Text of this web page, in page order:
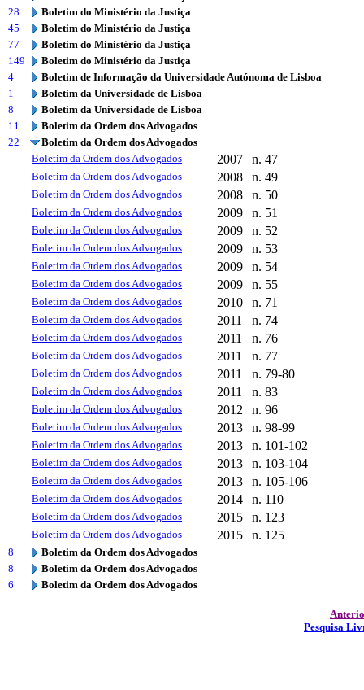
28
Boletim do Ministério da Justiça
45
Boletim do Ministério da Justiça
77
Boletim do Ministério da Justiça
149
Boletim do Ministério da Justiça
4
Boletim de Informação da Universidade Autónoma de Lisboa
1
Boletim da Universidade de Lisboa
8
Boletim da Universidade de Lisboa
11
Boletim da Ordem dos Advogados
22
Boletim da Ordem dos Advogados
Boletim da Ordem dos Advogados
2007 n. 47
Boletim da Ordem dos Advogados 2008 n. 49
Boletim da Ordem dos Advogados 2008 n. 50
Boletim da Ordem dos Advogados 2009 n. 51
Boletim da Ordem dos Advogados 2009 n. 52
Boletim da Ordem dos Advogados 2009 n. 53
Boletim da Ordem dos Advogados 2009 n. 54
Boletim da Ordem dos Advogados 2009 n. 55
Boletim da Ordem dos Advogados 2010 n. 71
Boletim da Ordem dos Advogados 2011 n. 74
Boletim da Ordem dos Advogados 2011 n. 76
Boletim da Ordem dos Advogados 2011 n. 77
Boletim da Ordem dos Advogados 2011 n. 79-80
Boletim da Ordem dos Advogados 2011 n. 83
Boletim da Ordem dos Advogados 2012 n. 96
Boletim da Ordem dos Advogados 2013 n. 98-99
Boletim da Ordem dos Advogados 2013 n. 101-102
Boletim da Ordem dos Advogados 2013 n. 103-104
Boletim da Ordem dos Advogados 2013 n. 105-106
Boletim da Ordem dos Advogados 2014 n. 110
Boletim da Ordem dos Advogados 2015 n. 123
Boletim da Ordem dos Advogados 2015 n. 125
8
Boletim da Ordem dos Advogados
8
Boletim da Ordem dos Advogados
6
Boletim da Ordem dos Advogados
Pesquisa